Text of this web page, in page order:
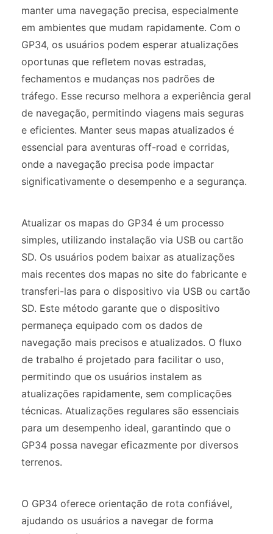
manter uma navegação precisa, especialmente
em ambientes que mudam rapidamente. Com o
GP34, os usuários podem esperar atualizações
oportunas que refletem novas estradas,
fechamentos e mudanças nos padrões de
tráfego. Esse recurso melhora a experiência geral
de navegação, permitindo viagens mais seguras
e eficientes. Manter seus mapas atualizados é
essencial para aventuras off-road e corridas,
onde a navegação precisa pode impactar
significativamente o desempenho e a segurança.
Atualizar os mapas do GP34 é um processo
simples, utilizando instalação via USB ou cartão
SD. Os usuários podem baixar as atualizações
mais recentes dos mapas no site do fabricante e
transferi-las para o dispositivo via USB ou cartão
SD. Este método garante que o dispositivo
permaneça equipado com os dados de
navegação mais precisos e atualizados. O fluxo
de trabalho é projetado para facilitar o uso,
permitindo que os usuários instalem as
atualizações rapidamente, sem complicações
técnicas. Atualizações regulares são essenciais
para um desempenho ideal, garantindo que o
GP34 possa navegar eficazmente por diversos
terrenos.
O GP34 oferece orientação de rota confiável,
ajudando os usuários a navegar de forma